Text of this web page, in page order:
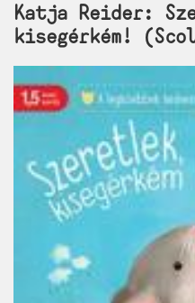
Katja Reider:
kisegérkém!